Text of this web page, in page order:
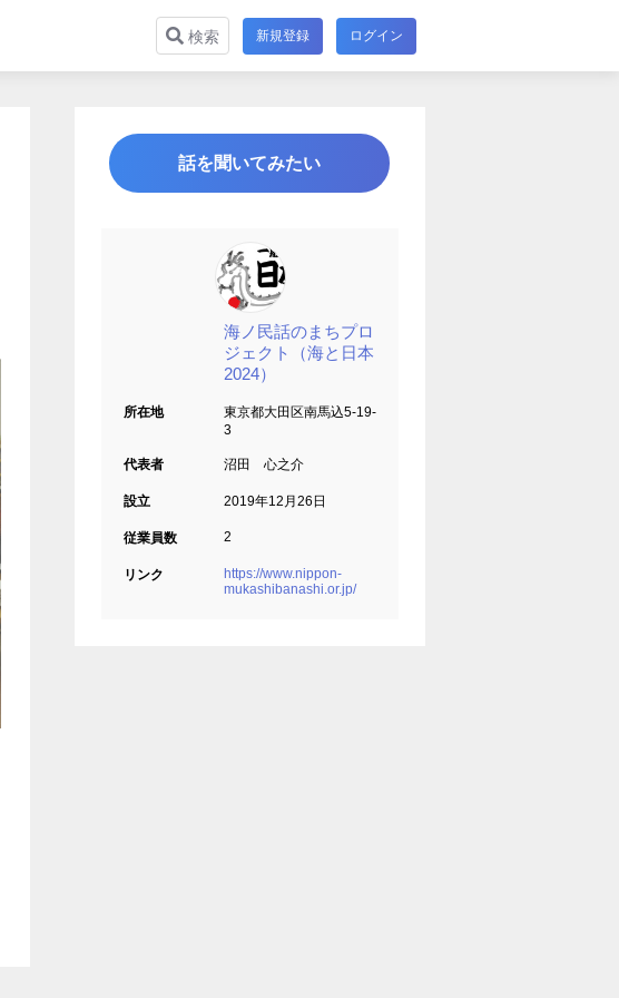
検索 新規登録 ログイン
話を聞いてみたい
海ノ民話のまちプロ
ジェクト（海と日本
2024）
所在地
東京都大田区南馬込5-19-
3
代表者 沼田 心之介
設立 2019年12月26日
従業員数 2
リンク
https://www.nippon-
mukashibanashi.or.jp/